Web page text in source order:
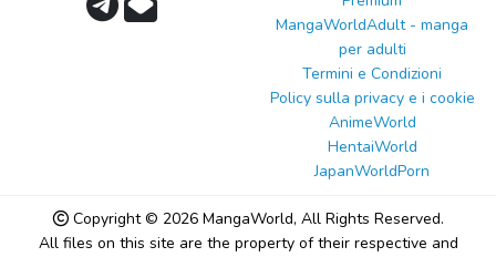
MangaWorldAdult - manga
per adulti
Termini e Condizioni
Policy sulla privacy e i cookie
AnimeWorld
HentaiWorld
JapanWorldPorn
Copyright © 2026 MangaWorld, All Rights Reserved.
All files on this site are the property of their respective and